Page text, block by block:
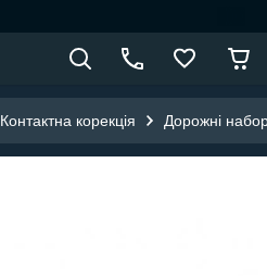
Контактна корекція Дорожні